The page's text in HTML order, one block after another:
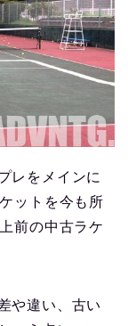
レをメインに
ットを今も所
前の中古ラケ
や違い、古い